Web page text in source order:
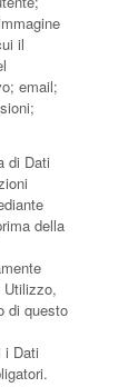
il
email;
di Dati
della
Utilizzo,
di questo
i Dati